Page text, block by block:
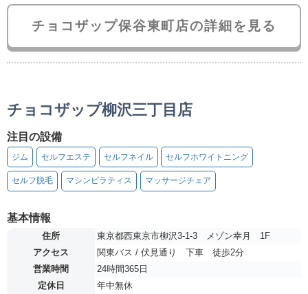
チョコザップ保谷東町店の詳細を見る
チョコザップ柳沢三丁目店
注目の設備
ジム セルフエステ セルフネイル セルフホワイトニング
セルフ脱毛 マシンピラティス マッサージチェア
基本情報
住所
東京都西東京市柳沢3-1-3 メゾン幸月 1F
アクセス
関東バス / 伏見通り 下車 徒歩2分
営業時間
24時間365日
定休日
年中無休